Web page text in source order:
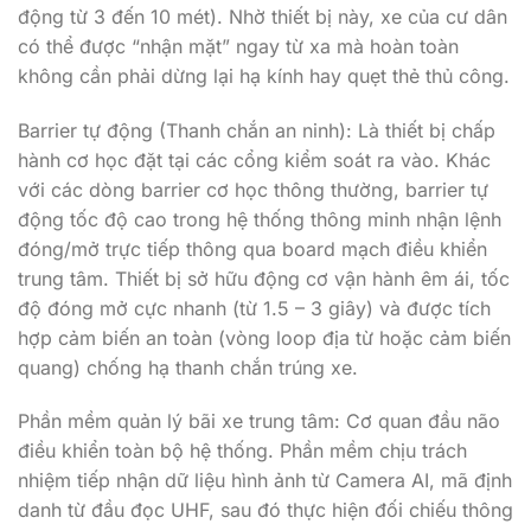
động từ 3 đến 10 mét). Nhờ thiết bị này, xe của cư dân
có thể được “nhận mặt” ngay từ xa mà hoàn toàn
không cần phải dừng lại hạ kính hay quẹt thẻ thủ công.
Barrier tự động (Thanh chắn an ninh): Là thiết bị chấp
hành cơ học đặt tại các cổng kiểm soát ra vào. Khác
với các dòng barrier cơ học thông thường, barrier tự
động tốc độ cao trong hệ thống thông minh nhận lệnh
đóng/mở trực tiếp thông qua board mạch điều khiển
trung tâm. Thiết bị sở hữu động cơ vận hành êm ái, tốc
độ đóng mở cực nhanh (từ 1.5 – 3 giây) và được tích
hợp cảm biến an toàn (vòng loop địa từ hoặc cảm biến
quang) chống hạ thanh chắn trúng xe.
Phần mềm quản lý bãi xe trung tâm: Cơ quan đầu não
điều khiển toàn bộ hệ thống. Phần mềm chịu trách
nhiệm tiếp nhận dữ liệu hình ảnh từ Camera AI, mã định
danh từ đầu đọc UHF, sau đó thực hiện đối chiếu thông